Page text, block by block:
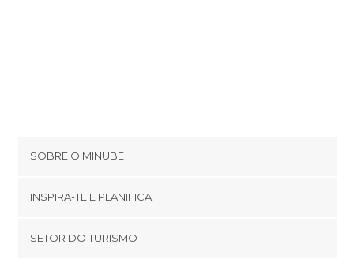
SOBRE O MINUBE
Términos e Condições
INSPIRA-TE E PLANIFICA
SETOR DO TURISMO